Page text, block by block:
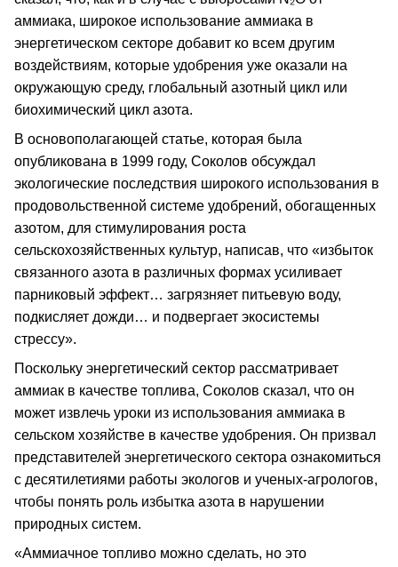
аммиака, широкое использование аммиака в
энергетическом секторе добавит ко всем другим
воздействиям, которые удобрения уже оказали на
окружающую среду, глобальный азотный цикл или
биохимический цикл азота.
В основополагающей статье, которая была
опубликована в 1999 году, Соколов обсуждал
экологические последствия широкого использования в
продовольственной системе удобрений, обогащенных
азотом, для стимулирования роста
сельскохозяйственных культур, написав, что «избыток
связанного азота в различных формах усиливает
парниковый эффект… загрязняет питьевую воду,
подкисляет дожди… и подвергает экосистемы
стрессу».
Поскольку энергетический сектор рассматривает
аммиак в качестве топлива, Соколов сказал, что он
может извлечь уроки из использования аммиака в
сельском хозяйстве в качестве удобрения. Он призвал
представителей энергетического сектора ознакомиться
с десятилетиями работы экологов и ученых-агрологов,
чтобы понять роль избытка азота в нарушении
природных систем.
«Аммиачное топливо можно сделать, но это